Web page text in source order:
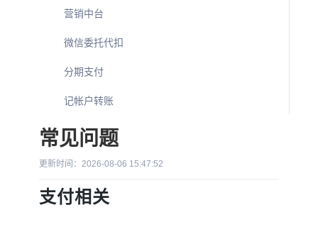
营销中台
微信委托代扣
分期支付
记帐户转账
常见问题
更新时间：2026-08-06 15:47:52
支付相关